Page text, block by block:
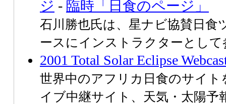
ジ - 臨時「日食のページ」
石川勝也氏は、星ナビ協賛日食
ースにインストラクターとして
2001 Total Solar Eclipse
世界中のアフリカ日食のサイ
イブ中継サイト、天気・太陽予